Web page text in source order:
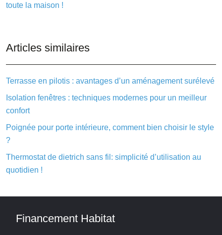
toute la maison !
Articles similaires
Terrasse en pilotis : avantages d’un aménagement surélevé
Isolation fenêtres : techniques modernes pour un meilleur
confort
Poignée pour porte intérieure, comment bien choisir le style
?
Thermostat de dietrich sans fil: simplicité d’utilisation au
quotidien !
Financement Habitat